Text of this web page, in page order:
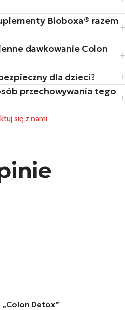
Bioboxa® razem
dawkowanie Colon
dla dzieci?
przechowywania tego
się z nami
Detox”